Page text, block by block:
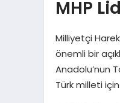
MHP
Milliyetçi
önemli bir
Anadolu’nun
Türk milleti